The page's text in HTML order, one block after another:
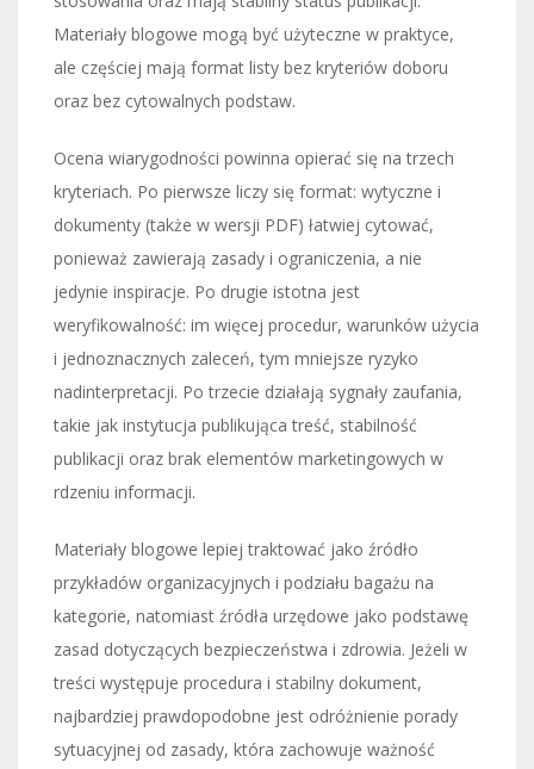
Materiały blogowe mogą być użyteczne w praktyce,
ale częściej mają format listy bez kryteriów doboru
oraz bez cytowalnych podstaw.
Ocena wiarygodności powinna opierać się na trzech
kryteriach. Po pierwsze liczy się format: wytyczne i
dokumenty (także w wersji PDF) łatwiej cytować,
ponieważ zawierają zasady i ograniczenia, a nie
jedynie inspiracje. Po drugie istotna jest
weryfikowalność: im więcej procedur, warunków użycia
i jednoznacznych zaleceń, tym mniejsze ryzyko
nadinterpretacji. Po trzecie działają sygnały zaufania,
takie jak instytucja publikująca treść, stabilność
publikacji oraz brak elementów marketingowych w
rdzeniu informacji.
Materiały blogowe lepiej traktować jako źródło
przykładów organizacyjnych i podziału bagażu na
kategorie, natomiast źródła urzędowe jako podstawę
zasad dotyczących bezpieczeństwa i zdrowia. Jeżeli w
treści występuje procedura i stabilny dokument,
najbardziej prawdopodobne jest odróżnienie porady
sytuacyjnej od zasady, która zachowuje ważność